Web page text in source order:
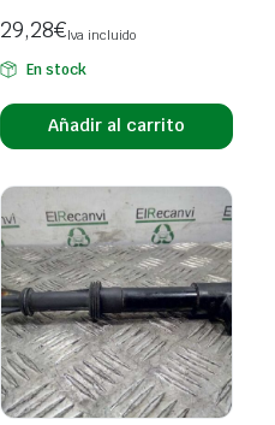
29,28€Iva incluido
En stock
Añadir al carrito